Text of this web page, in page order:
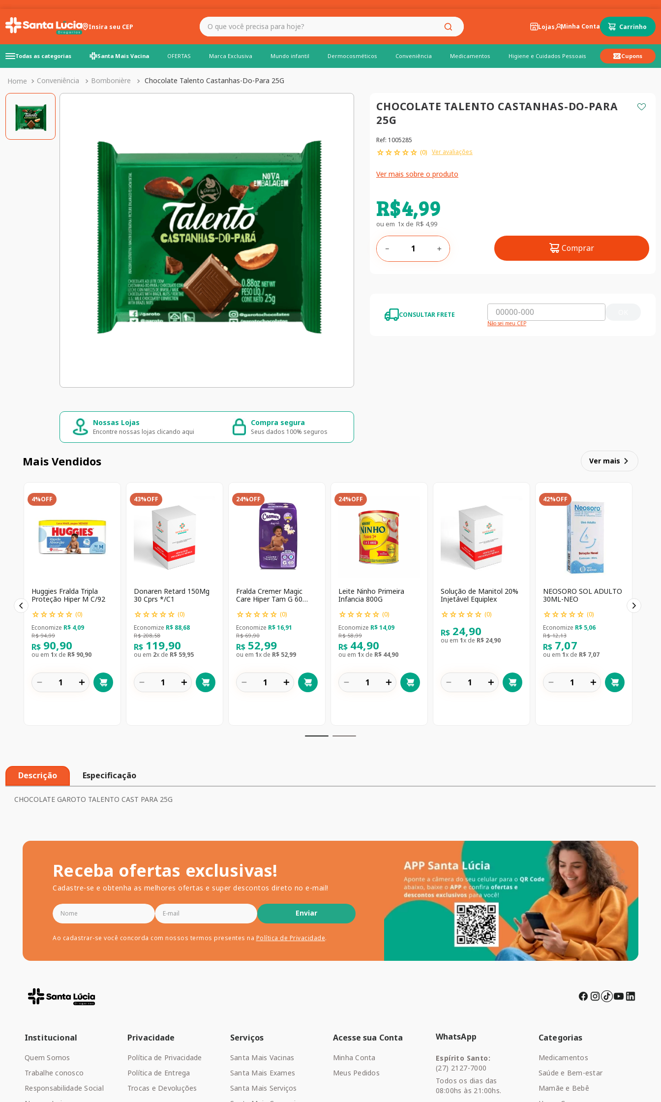
Insira seu CEP
O que você precisa para hoje?
Lojas
Todas as categorias Santa Mais Vacina OFERTAS Marca Exclusiva Mundo infantil Dermocosméticos Conveniência Medicamentos Higiene e Cuidados Pessoais Cupons
Conveniência Bombonière Chocolate Talento Castanhas-Do-Para 25G
Nossas Lojas
Encontre nossas lojas clicando aqui
Compra segura
Seus dados 100% seguros
CHOCOLATE TALENTO CASTANHAS-DO-PARA
25G
Ref: 1005285
☆☆☆☆☆ (0) Ver avaliações
Ver mais sobre o produto
R$4,99
ou em 1x de R$ 4,99
＋
－ Comprar
CONSULTAR FRETE
Não sei meu CEP
Mais Vendidos Ver mais
4%OFF
Huggies Fralda Tripla
Proteção Hiper M C/92
☆☆☆☆☆ (0)
Economize R$ 4,09
R$ 94,99
R$ 90,90
ou em 1x de R$ 90,90
＋
－
43%OFF
Donaren Retard 150Mg
30 Cprs */C1
☆☆☆☆☆ (0)
Economize R$ 88,68
R$ 208,58
R$ 119,90
ou em 2x de R$ 59,95
＋
－
24%OFF
Fralda Cremer Magic
Care Hiper Tam G 60
☆☆☆☆☆ (0)
Economize R$16,91
R$ 69,90
R$ 52,99
ou em 1x de R$ 52,99
＋
－
24%OFF
Leite Ninho Primeira
Infancia 800G
☆☆☆☆☆ (0)
Economize R$14,09
R$ 58,99
R$ 44,90
ou em 1x de R$ 44,90
＋
－
Solução de Manitol 20%
Injetável Equiplex
☆☆☆☆☆ (0)
R$ 24,90
ou em 1x de R$ 24,90
＋
－
42%OFF
NEOSORO SOL ADULTO
30ML-NEO
☆☆☆☆☆ (0)
Economize R$ 5,06
R$ 12,13
R$ 7,07
ou em 1x de R$ 7,07
＋
－
Descrição Especificação
CHOCOLATE GAROTO TALENTO CAST PARA 25G
Receba ofertas exclusivas!
Cadastre-se e obtenha as melhores ofertas e super descontos direto no e-mail!
Enviar
Ao cadastrar-se você concorda com nossos termos presentes na Política de Privacidade.
Institucional
Quem Somos
Trabalhe conosco
Responsabilidade Social
Privacidade
Política de Privacidade
Política de Entrega
Trocas e Devoluções
Serviços
Santa Mais Vacinas
Santa Mais Exames
Santa Mais Serviços
Acesse sua Conta
Minha Conta
Meus Pedidos
WhatsApp
Espírito Santo:
(27) 2127-7000
Todos os dias das
08:00hs às 21:00hs.
Categorias
Medicamentos
Saúde e Bem-estar
Mamãe e Bebê